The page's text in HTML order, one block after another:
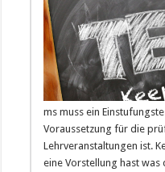
ms muss ein
Voraussetzung für die
Lehrveranstaltungen ist.
eine Vorstellung hast was